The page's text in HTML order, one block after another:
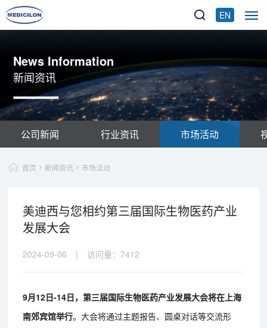
EN
News Information
新闻资讯
公司新闻 行业资讯 市场活动
首页 新闻资讯 市场活动
美迪西与您相约第三届国际生物医药产业
发展大会
2024-09-06 | 访问量：7412
9月12日-14日，第三届国际生物医药产业发展大会将在上海
南郊宾馆举行。大会将通过主题报告、圆桌对话等交流形